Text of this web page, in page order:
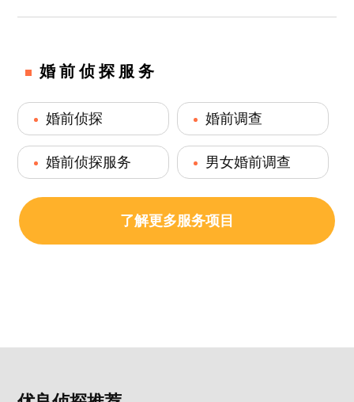
婚前侦探服务
婚前侦探 婚前调查
婚前侦探服务 男女婚前调查
了解更多服务项目